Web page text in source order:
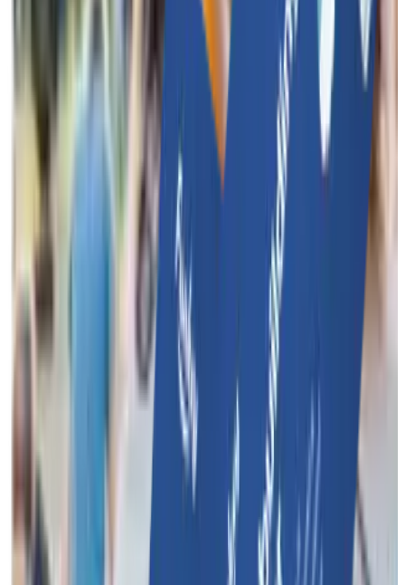
Beheer, controleer en organiseer teambuildings binnen jouw
bedrijf met één handig platform.
Features Contact
Funkey Events
Organiseer een onvergetelijk evenement met meerdere
activiteiten voor jouw bedrijf of team.
Familiedag